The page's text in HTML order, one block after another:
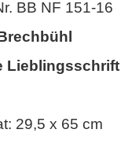
BB NF 151-16
29,5 x 65 cm